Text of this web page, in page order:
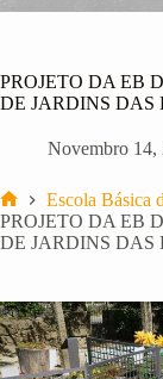
PROJETO DA EB
DE JARDINS DAS
Novembro 14,
Início
Escola Básica
PROJETO DA EB
DE JARDINS DAS